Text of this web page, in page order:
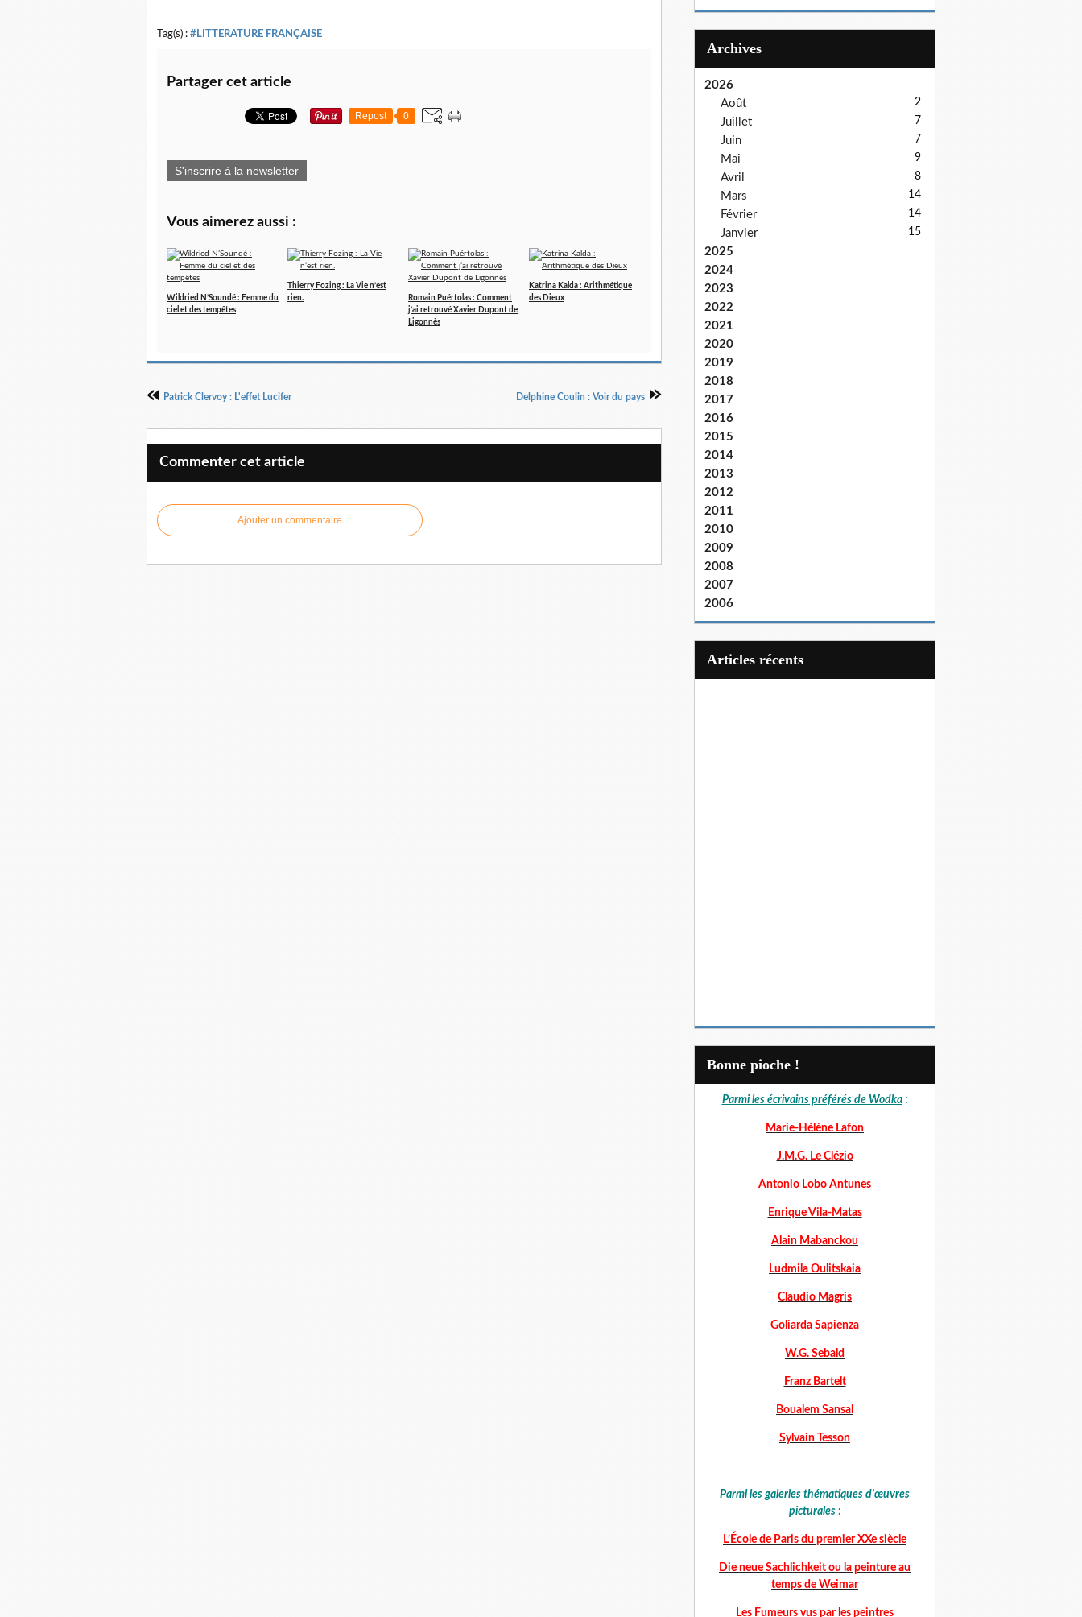
Tag(s) : #LITTERATURE FRANÇAISE
Partager cet article
Repost 0
S'inscrire à la newsletter
Vous aimerez aussi :
Wildried N’Soundé : Femme du
ciel et des tempêtes
Thierry Fozing : La Vie n’est
rien.
Romain Puértolas : Comment
j’ai retrouvé Xavier Dupont de
Ligonnès
Katrina Kalda : Arithmétique
des Dieux
Patrick Clervoy : L'effet Lucifer Delphine Coulin : Voir du pays
Commenter cet article
Ajouter un commentaire
Archives
2026
Août
2
Juillet 7
Juin 7
Mai 9
Avril 8
Mars 14
Février 14
Janvier 15
2025
2024
2023
2022
2021
2020
2019
2018
2017
2016
2015
2014
2013
2012
2011
2010
2009
2008
2007
2006
articles récents
Bonne pioche !
Parmi les écrivains préférés de Wodka:
Marie-Hélène Lafon
J.M.G. Le Clézio
Antonio Lobo Antunes
Enrique Vila-Matas
Alain Mabanckou
Ludmila Oulitskaia
Claudio Magris
Goliarda Sapienza
W.G. Sebald
Franz Bartelt
Boualem Sansal
Sylvain Tesson
Parmi les galeries thématiques d'œuvres
picturales:
L’École de Paris du premier XXe siècle
Die neue Sachlichkeit ou la peinture au
temps de Weimar
Les Fumeurs vus par les peintres